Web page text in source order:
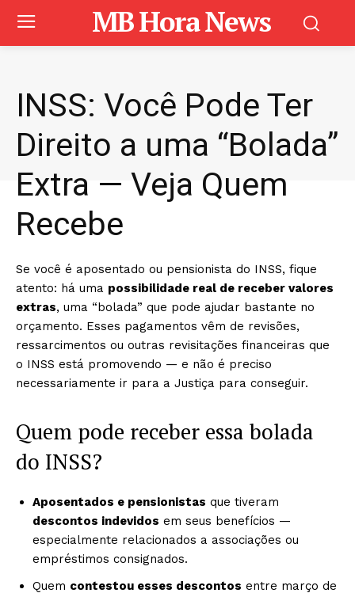
MB Hora News
INSS: Você Pode Ter
Direito a uma “Bolada”
Extra — Veja Quem
Recebe
Se você é aposentado ou pensionista do INSS, fique
atento: há uma possibilidade real de receber valores
extras, uma “bolada” que pode ajudar bastante no
orçamento. Esses pagamentos vêm de revisões,
ressarcimentos ou outras revisitações financeiras que
o INSS está promovendo — e não é preciso
necessariamente ir para a Justiça para conseguir.
Quem pode receber essa bolada
do INSS?
Aposentados e pensionistas que tiveram
descontos indevidos em seus benefícios —
especialmente relacionados a associações ou
empréstimos consignados.
Quem contestou esses descontos entre março de